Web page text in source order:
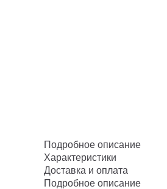
Подробное описание
Характеристики
Доставка и оплата
Подробное описание